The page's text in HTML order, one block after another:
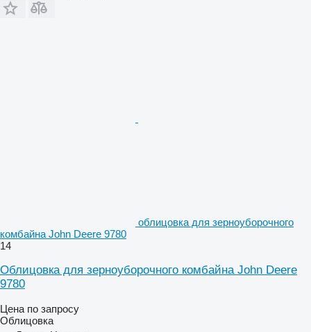
облицовка для зерноуборочного
комбайна John Deere 9780
14
Облицовка для зерноуборочного комбайна John Deere
9780
Цена по запросу
Облицовка